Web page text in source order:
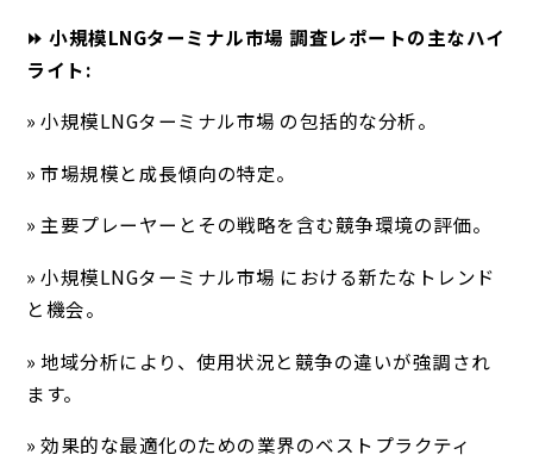
⏩ 小規模LNGターミナル市場 調査レポートの主なハイ
ライト:
» 小規模LNGターミナル市場 の包括的な分析。
» 市場規模と成長傾向の特定。
» 主要プレーヤーとその戦略を含む競争環境の評価。
» 小規模LNGターミナル市場 における新たなトレンド
と機会。
» 地域分析により、使用状況と競争の違いが強調され
ます。
» 効果的な最適化のための業界のベストプラクティ